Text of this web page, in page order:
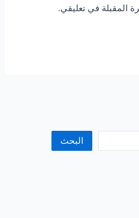
المقبلة في تعليقي.
البحث